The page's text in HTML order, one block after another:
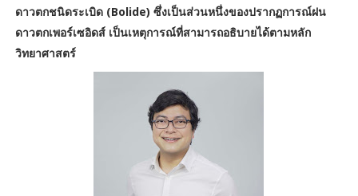
ดาวตกชนิดระเบิด (Bolide) ซึ่งเป็นส่วนหนึ่งของปรากฏการณ์ฝน
ดาวตกเพอร์เซอิดส์ เป็นเหตุการณ์ที่สามารถอธิบายได้ตามหลัก
วิทยาศาสตร์